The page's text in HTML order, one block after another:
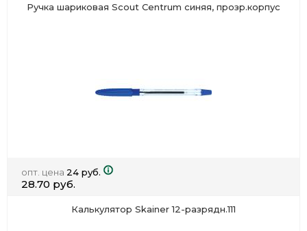
Ручка шариковая Scout Centrum синяя, прозр.корпус
опт. цена 24 руб.
28.70 руб.
Калькулятор Skainer 12-разрядн.111